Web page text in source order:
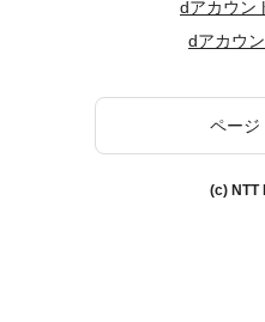
dアカウン
dアカウ
ページ
(c) NTT